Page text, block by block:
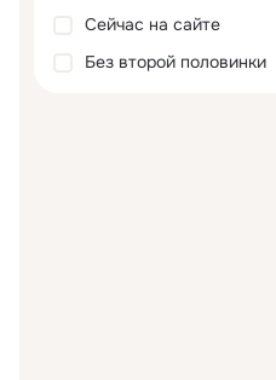
Сейчас на сайте
Без второй половинки